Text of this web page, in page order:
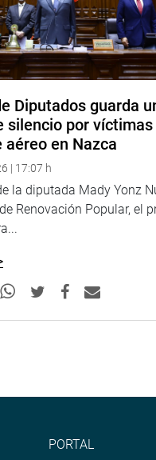
Diputados guarda
silencio por víctimas
aéreo en Nazca
| 17:07 h
la diputada Mady Yonz
Renovación Popular, el
PORTAL